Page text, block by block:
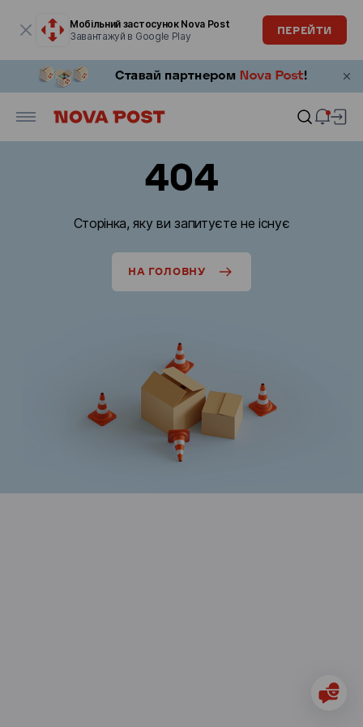
Мобільний застосунок Nova Post
Завантажуй в Google Play
ПЕРЕЙТИ
404
Сторінка, яку ви запитуєте не існує
НА ГОЛОВНУ